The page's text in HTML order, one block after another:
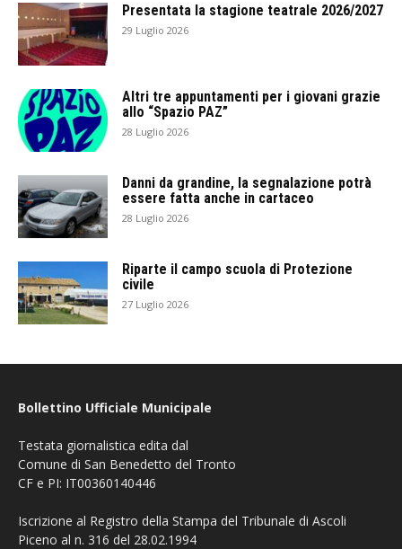
Presentata la stagione teatrale 2026/2027
29 Luglio 2026
Altri tre appuntamenti per i giovani grazie
allo “Spazio PAZ”
28 Luglio 2026
Danni da grandine, la segnalazione potrà
essere fatta anche in cartaceo
28 Luglio 2026
Riparte il campo scuola di Protezione
civile
27 Luglio 2026
Bollettino Ufficiale Municipale
Testata giornalistica edita dal
Comune di San Benedetto del Tronto
CF e PI: IT00360140446
Iscrizione al Registro della Stampa del Tribunale di Ascoli
Piceno al n. 316 del 28.02.1994